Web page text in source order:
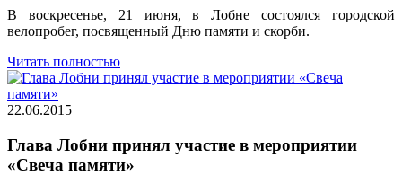
В воскресенье, 21 июня, в Лобне состоялся городской
велопробег, посвященный Дню памяти и скорби.
Читать полностью
22.06.2015
Глава Лобни принял участие в мероприятии
«Свеча памяти»